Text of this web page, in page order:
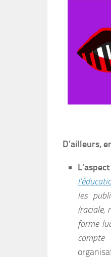
D’ailleurs,
les
(raciale,
forme
compte